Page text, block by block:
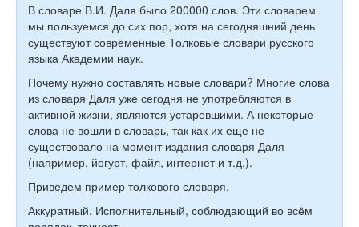
В словаре В.И. Даля было 200000 слов. Эти словарем
мы пользуемся до сих пор, хотя на сегодняшний день
существуют современные Толковые словари русского
языка Академии наук.
Почему нужно составлять новые словари? Многие слова
из словаря Даля уже сегодня не употребляются в
активной жизни, являются устаревшими. А некоторые
слова не вошли в словарь, так как их еще не
существовало на момент издания словаря Даля
(например, йогурт, файл, интернет и т.д.).
Приведем пример толкового словаря.
Аккуратный. Исполнительный, соблюдающий во всём